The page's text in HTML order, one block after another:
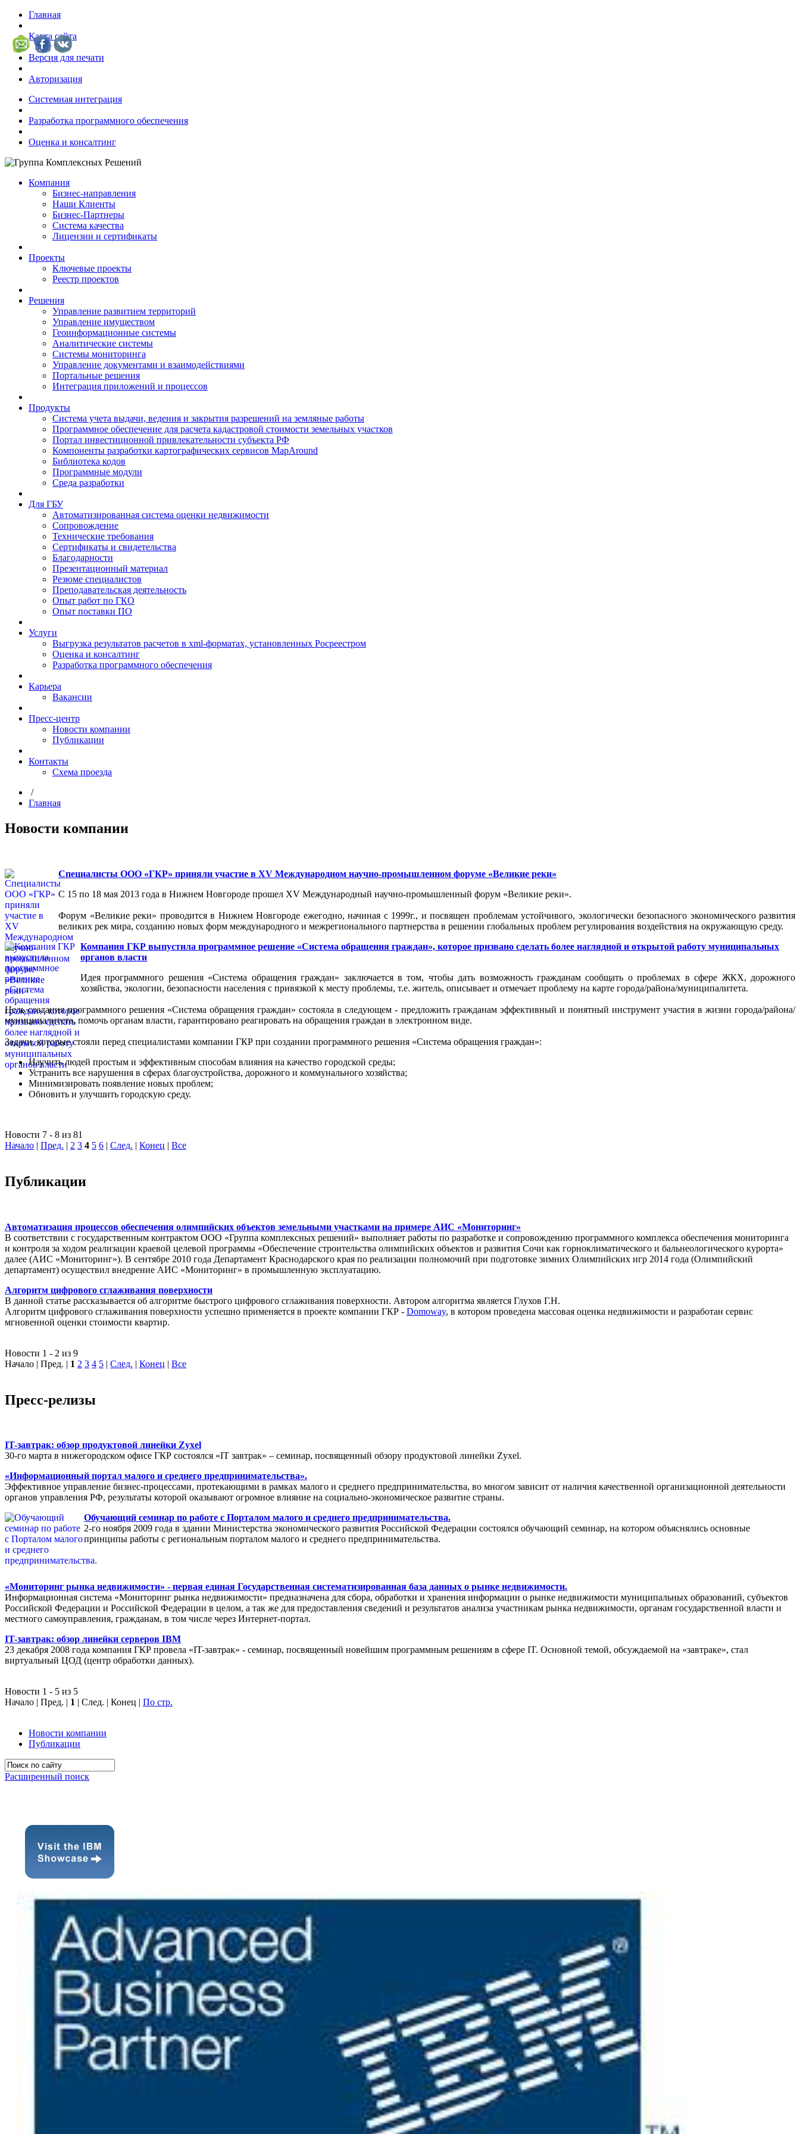
Главная
Карта сайта
Версия для печати
Авторизация
Системная интеграция
Разработка программного обеспечения
Оценка и консалтинг
Компания
Бизнес-направления
Наши Клиенты
Бизнес-Партнеры
Система качества
Лицензии и сертификаты
Проекты
Ключевые проекты
Реестр проектов
Решения
Управление развитием территорий
Управление имуществом
Геоинформационные системы
Аналитические системы
Системы мониторинга
Управление документами и взаимодействиями
Портальные решения
Интеграция приложений и процессов
Продукты
Система учета выдачи, ведения и закрытия разрешений на земляные работы
Программное обеспечение для расчета кадастровой стоимости земельных участков
Портал инвестиционной привлекательности субъекта РФ
Компоненты разработки картографических сервисов MapAround
Библиотека кодов
Программные модули
Среда разработки
Для ГБУ
Автоматизированная система оценки недвижимости
Сопровождение
Технические требования
Сертификаты и свидетельства
Благодарности
Презентационный материал
Резюме специалистов
Преподавательская деятельность
Опыт работ по ГКО
Опыт поставки ПО
Услуги
Выгрузка результатов расчетов в xml-форматах, установленных Росреестром
Оценка и консалтинг
Разработка программного обеспечения
Карьера
Вакансии
Пресс-центр
Новости компании
Публикации
Контакты
Схема проезда
/
Главная
Новости компании
Специалисты ООО «ГКР» приняли участие в XV Международном научно-промышленном форуме «Великие реки»
С 15 по 18 мая 2013 года в Нижнем Новгороде прошел XV Международный научно-промышленный форум «Великие реки».
Форум «Великие реки» проводится в Нижнем Новгороде ежегодно, начиная с 1999г., и посвящен проблемам устойчивого, экологически безопасного экономического развития
великих рек мира, созданию новых форм международного и межрегионального партнерства в решении глобальных проблем регулирования воздействия на окружающую среду.
Компания ГКР выпустила программное решение «Система обращения граждан», которое призвано сделать более наглядной и открытой работу муниципальных
органов власти
Идея программного решения «Система обращения граждан» заключается в том, чтобы дать возможность гражданам сообщать о проблемах в сфере ЖКХ, дорожного
хозяйства, экологии, безопасности населения с привязкой к месту проблемы, т.е. житель, описывает и отмечает проблему на карте города/района/муниципалитета.
Цель создания программного решения «Система обращения граждан» состояла в следующем - предложить гражданам эффективный и понятный инструмент участия в жизни города/района/
муниципалитета, помочь органам власти, гарантировано реагировать на обращения граждан в электронном виде.
Задачи, которые стояли перед специалистами компании ГКР при создании программного решения «Система обращения граждан»:
Научить людей простым и эффективным способам влияния на качество городской среды;
Устранить все нарушения в сферах благоустройства, дорожного и коммунального хозяйства;
Минимизировать появление новых проблем;
Обновить и улучшить городскую среду.
Новости 7 - 8 из 81
Начало | Пред. | 2 3 4 5 6 | След. | Конец | Все
Публикации
Автоматизация процессов обеспечения олимпийских объектов земельными участками на примере АИС «Мониторинг»
В соответствии с государственным контрактом ООО «Группа комплексных решений» выполняет работы по разработке и сопровождению программного комплекса обеспечения мониторинга
и контроля за ходом реализации краевой целевой программы «Обеспечение строительства олимпийских объектов и развития Сочи как горноклиматического и бальнеологического курорта»
далее (АИС «Мониторинг»). В сентябре 2010 года Департамент Краснодарского края по реализации полномочий при подготовке зимних Олимпийских игр 2014 года (Олимпийский
департамент) осуществил внедрение АИС «Мониторинг» в промышленную эксплуатацию.
Алгоритм цифрового сглаживания поверхности
В данной статье рассказывается об алгоритме быстрого цифрового сглаживания поверхности. Автором алгоритма является Глухов Г.Н.
Алгоритм цифрового сглаживания поверхности успешно применяется в проекте компании ГКР - Domoway, в котором проведена массовая оценка недвижимости и разработан сервис
мгновенной оценки стоимости квартир.
Новости 1 - 2 из 9
Начало | Пред. | 1 2 3 4 5 | След. | Конец | Все
Пресс-релизы
IT-завтрак: обзор продуктовой линейки Zyxel
30-го марта в нижегородском офисе ГКР состоялся «IT завтрак» – семинар, посвященный обзору продуктовой линейки Zyxel.
«Информационный портал малого и среднего предпринимательства».
Эффективное управление бизнес-процессами, протекающими в рамках малого и среднего предпринимательства, во многом зависит от наличия качественной организационной деятельности
органов управления РФ, результаты которой оказывают огромное влияние на социально-экономическое развитие страны.
Обучающий семинар по работе с Порталом малого и среднего предпринимательства.
2-го ноября 2009 года в здании Министерства экономического развития Российской Федерации состоялся обучающий семинар, на котором объяснялись основные
принципы работы с региональным порталом малого и среднего предпринимательства.
«Мониторинг рынка недвижимости» - первая единая Государственная систематизированная база данных о рынке недвижимости.
Информационная система «Мониторинг рынка недвижимости» предназначена для сбора, обработки и хранения информации о рынке недвижимости муниципальных образований, субъектов
Российской Федерации и Российской Федерации в целом, а так же для предоставления сведений и результатов анализа участникам рынка недвижимости, органам государственной власти и
местного самоуправления, гражданам, в том числе через Интернет-портал.
IT-завтрак: обзор линейки серверов IBM
23 декабря 2008 года компания ГКР провела «IT-завтрак» - семинар, посвященный новейшим программным решениям в сфере IT. Основной темой, обсуждаемой на «завтраке», стал
виртуальный ЦОД (центр обработки данных).
Новости 1 - 5 из 5
Начало | Пред. | 1 | След. | Конец | По стр.
Новости компании
Публикации
Расширенный поиск